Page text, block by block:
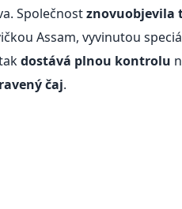
Společnostznovuobjevila
Assam, vyvinutou
dostává plnou kontrolu
čaj.